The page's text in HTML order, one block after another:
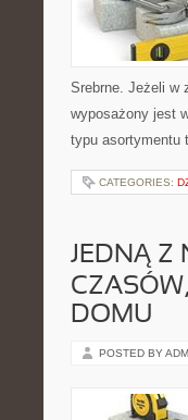
Srebrne. Jeżeli w
wyposażony jest
typu asortymentu
CATEGORIES:
JEDNĄ Z
DOMU
POSTED BY